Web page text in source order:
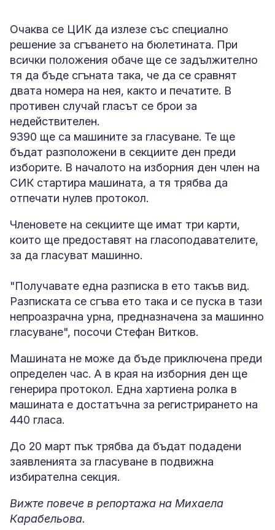
Очаква се ЦИК да излезе със специално
решение за сгъването на бюлетината. При
всички положения обаче ще се задължително
тя да бъде сгъната така, че да се сравнят
двата номера на нея, както и печатите. В
противен случай гласът се брои за
недействителен.
9390 ще са машините за гласуване. Те ще
бъдат разположени в секциите ден преди
изборите. В началото на изборния ден член на
СИК стартира машината, а тя трябва да
отпечати нулев протокол.
Членовете на секциите ще имат три карти,
които ще предоставят на гласоподавателите,
за да гласуват машинно.
"Получавате една разписка в ето такъв вид.
Разписката се сгъва ето така и се пуска в тази
непроазрачна урна, предназначена за машинно
гласуване", посочи Стефан Витков.
Машината не може да бъде приключена преди
определен час. А в края на изборния ден ще
генерира протокол. Една хартиена ролка в
машината е достатъчна за регистрирането на
440 гласа.
До 20 март пък трябва да бъдат подадени
заявленията за гласуване в подвижна
избирателна секция.
Вижте повече в репортажа на Михаела
Карабельова.